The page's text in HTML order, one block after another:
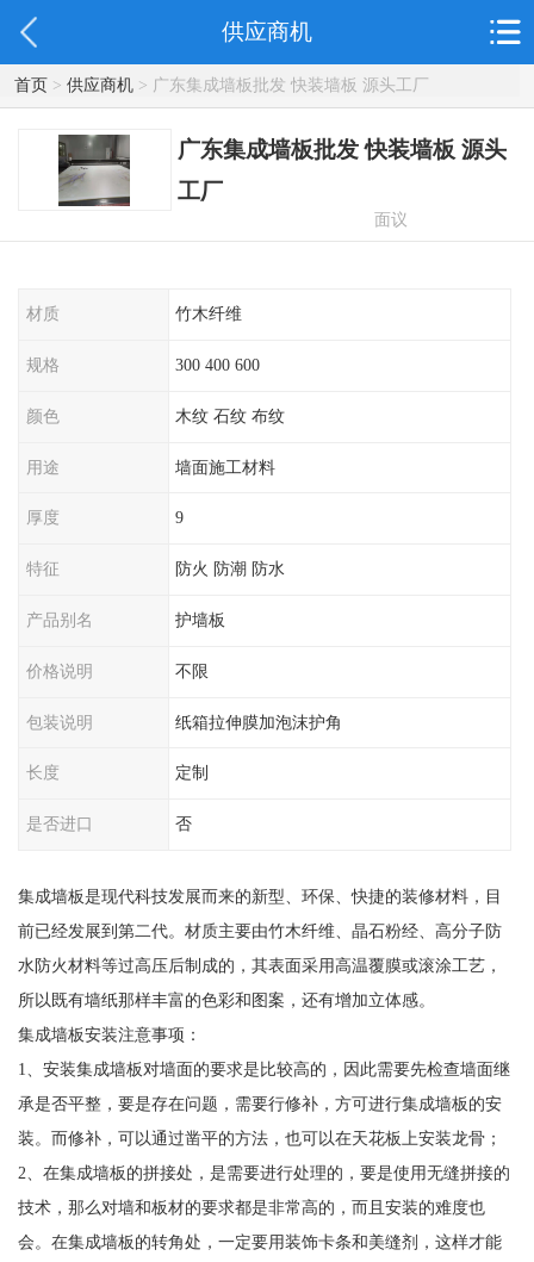
供应商机
首页> 供应商机> 广东集成墙板批发 快装墙板 源头工厂
广东集成墙板批发 快装墙板 源头
工厂
面议
材质 竹木纤维
规格 300 400 600
颜色 木纹 石纹 布纹
用途 墙面施工材料
厚度 9
特征 防火 防潮 防水
产品别名 护墙板
价格说明 不限
包装说明 纸箱拉伸膜加泡沫护角
长度 定制
是否进口 否
集成墙板是现代科技发展而来的新型、环保、快捷的装修材料，目
前已经发展到第二代。材质主要由竹木纤维、晶石粉经、高分子防
水防火材料等过高压后制成的，其表面采用高温覆膜或滚涂工艺，
所以既有墙纸那样丰富的色彩和图案，还有增加立体感。
集成墙板安装注意事项：
1、安装集成墙板对墙面的要求是比较高的，因此需要先检查墙面继
承是否平整，要是存在问题，需要行修补，方可进行集成墙板的安
装。而修补，可以通过凿平的方法，也可以在天花板上安装龙骨；
2、在集成墙板的拼接处，是需要进行处理的，要是使用无缝拼接的
技术，那么对墙和板材的要求都是非常高的，而且安装的难度也
会。在集成墙板的转角处，一定要用装饰卡条和美缝剂，这样才能